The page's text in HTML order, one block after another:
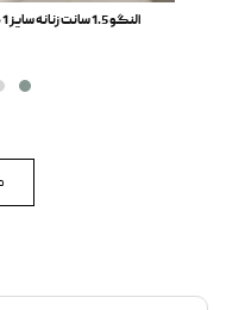
النگو 1.5 سانت زنانه سایز 1 ضمانتی طلایی